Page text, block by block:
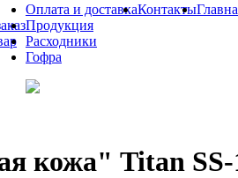
Оплата и доставкаКонтакты
Продукция
Расходники
Гофра
кожа" Titan